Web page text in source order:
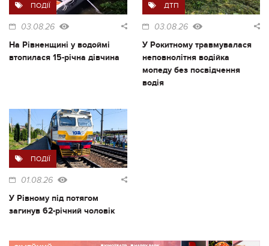
ПОДІЇ
03.08.26
На Рівненщині у водоймі
втопилася 15-річна дівчина
ДТП
03.08.26
У Рокитному травмувалася
неповнолітня водійка
мопеду без посвідчення
водія
ПОДІЇ
01.08.26
У Рівному під потягом
загинув 62-річний чоловік